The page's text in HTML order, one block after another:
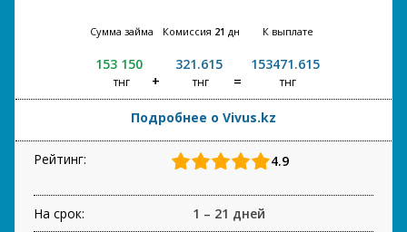
Сумма займа
153 150
тнг
Комиссия 21 дн
321.615
тнг
К выплате
153471.615
тнг
Подробнее о Vivus.kz
Рейтинг: 4.9
На срок: 1 – 21 дней